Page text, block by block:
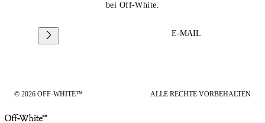
bei Off-White.
E-MAIL
© 2026 OFF-WHITE™ ALLE RECHTE VORBEHALTEN